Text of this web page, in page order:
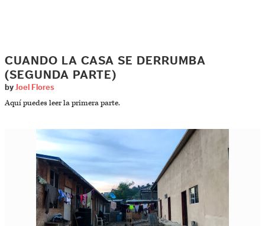
CUANDO LA CASA SE DERRUMBA
(SEGUNDA PARTE)
by Joel Flores
Aquí puedes leer la primera parte.